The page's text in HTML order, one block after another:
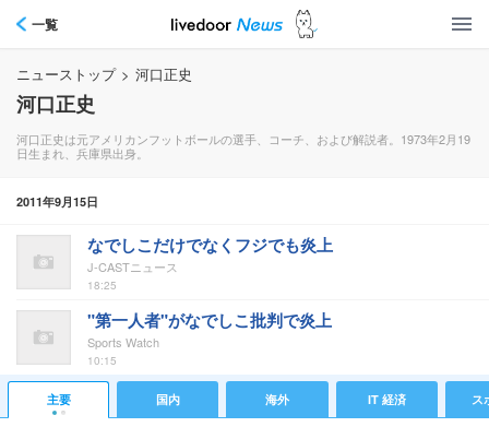
一覧
ニューストップ > 河口正史
河口正史
河口正史は元アメリカンフットボールの選手、コーチ、および解説者。1973年2月19
日生まれ、兵庫県出身。
2011年9月15日
なでしこだけでなくフジでも炎上
J-CASTニュース
18:25
"第一人者"がなでしこ批判で炎上
Sports Watch
10:15
主要 国内 海外 IT 経済 ス